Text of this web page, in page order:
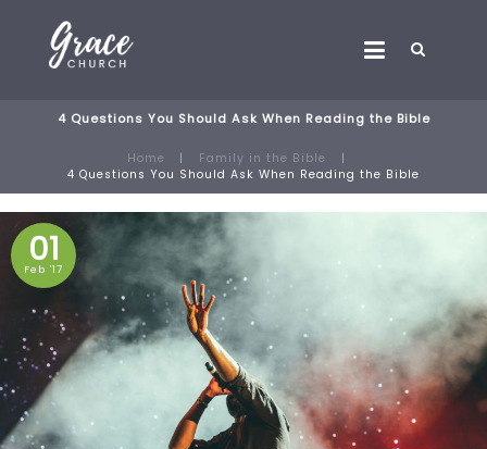
4 Questions You Should Ask When Reading the Bible
Home
Family in the Bible
4 Questions You Should Ask When Reading the Bible
01
Feb '17